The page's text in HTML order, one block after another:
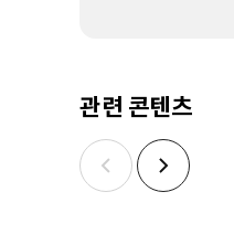
관련 콘텐츠